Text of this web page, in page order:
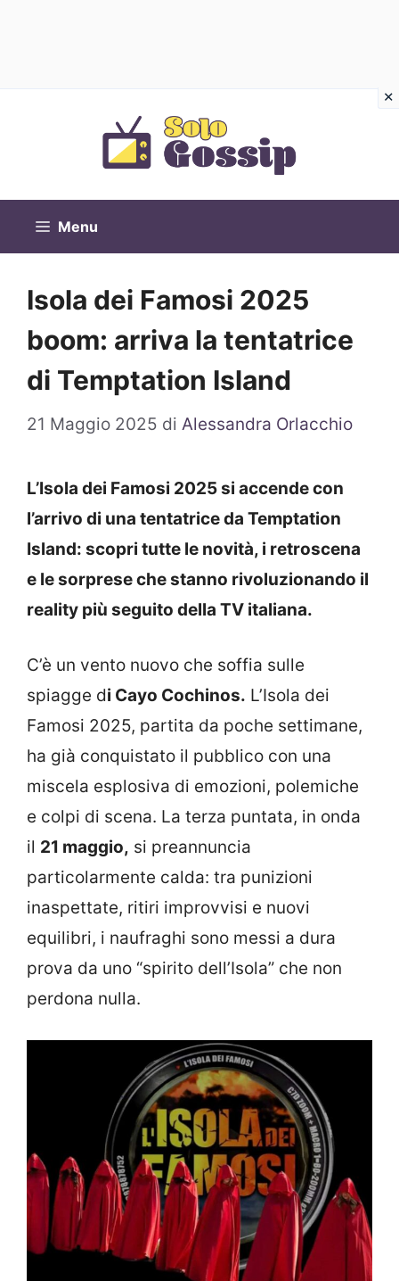
Menu
Isola dei Famosi 2025
boom: arriva la tentatrice
di Temptation Island
21 Maggio 2025 di Alessandra Orlacchio
L’Isola dei Famosi 2025 si accende con
l’arrivo di una tentatrice da Temptation
Island: scopri tutte le novità, i retroscena
e le sorprese che stanno rivoluzionando il
reality più seguito della TV italiana.
C’è un vento nuovo che soffia sulle
spiagge di Cayo Cochinos. L’Isola dei
Famosi 2025, partita da poche settimane,
ha già conquistato il pubblico con una
miscela esplosiva di emozioni, polemiche
e colpi di scena. La terza puntata, in onda
il 21 maggio, si preannuncia
particolarmente calda: tra punizioni
inaspettate, ritiri improvvisi e nuovi
equilibri, i naufraghi sono messi a dura
prova da uno “spirito dell’Isola” che non
perdona nulla.